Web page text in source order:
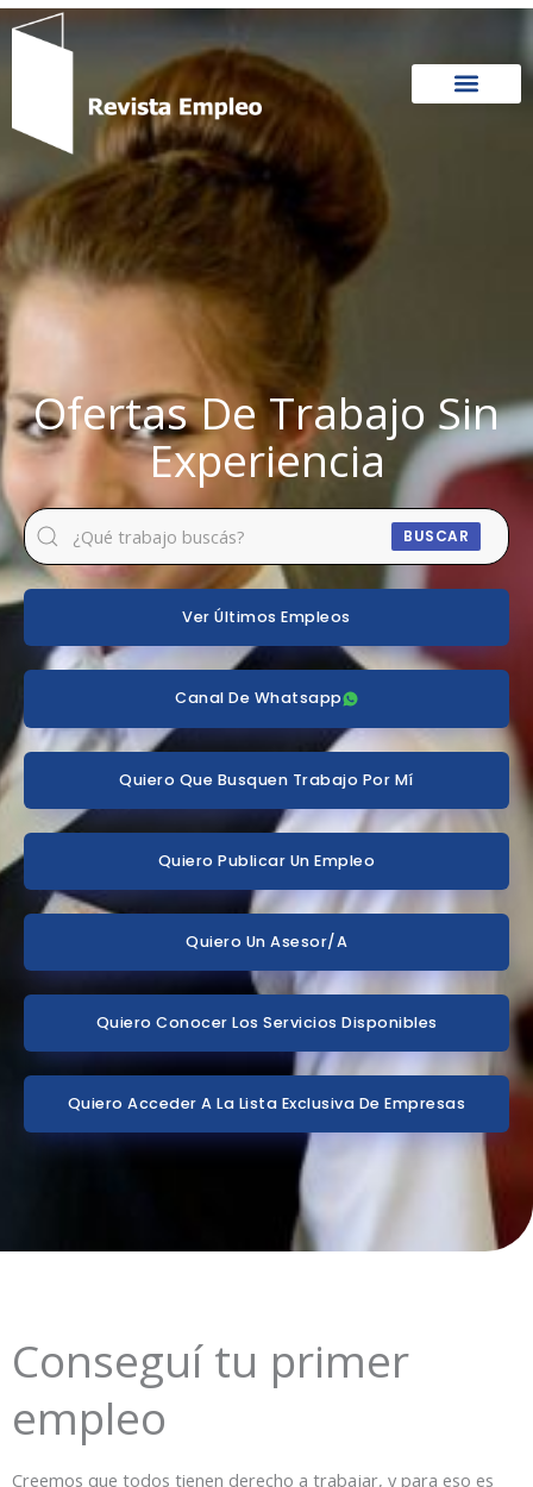
Ir
Ofertas De Trabajo Sin
Experiencia
BUSCAR
Ver Últimos Empleos
Canal De Whatsapp
Quiero Que Busquen Trabajo Por Mí
Quiero Publicar Un Empleo
Quiero Un Asesor/a
Quiero Conocer Los Servicios Disponibles
Quiero Acceder A La Lista Exclusiva De Empresas
Conseguí tu primer
empleo
Creemos que todos tienen derecho a trabajar, y para eso es